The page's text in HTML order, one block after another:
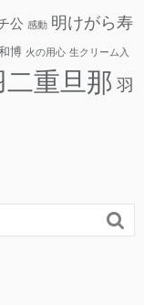
公 感動 明けがら寿
博 火の用心 生クリーム入
二重旦那 羽
